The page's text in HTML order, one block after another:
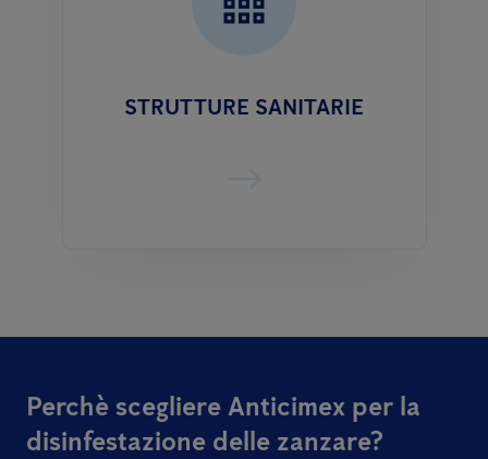
STRUTTURE SANITARIE
Perchè scegliere Anticimex per la
disinfestazione delle zanzare?